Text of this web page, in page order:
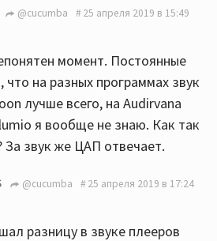
@cucumba 25 апреля 2019 в 15:49
момент. Постоянные
что на разных программах звук
лучше всего, на Audirvana
я вообще не знаю. Как так
За звук же ЦАП отвечает.
@cucumba 25 апреля 2019 в 17:24
разницу в звуке плееров